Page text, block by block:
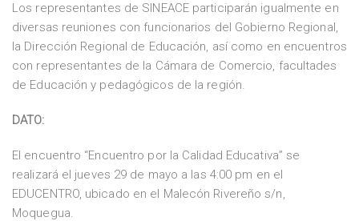
Los representantes de SINEACE participarán igualmente en
diversas reuniones con funcionarios del Gobierno Regional,
la Dirección Regional de Educación, así como en encuentros
con representantes de la Cámara de Comercio, facultades
de Educación y pedagógicos de la región.
DATO:
El encuentro “Encuentro por la Calidad Educativa” se
realizará el jueves 29 de mayo a las 4:00 pm en el
EDUCENTRO, ubicado en el Malecón Rivereño s/n,
Moquegua.